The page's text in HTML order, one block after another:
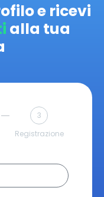
e ricevi
alla tua
3
Registrazione